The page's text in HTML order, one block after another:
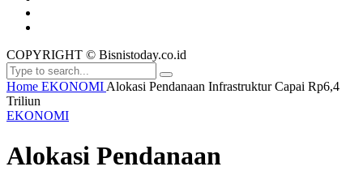
COPYRIGHT © Bisnistoday.co.id
Home EKONOMIAlokasi Pendanaan Infrastruktur Capai Rp6,4
Triliun
EKONOMI
Alokasi Pendanaan